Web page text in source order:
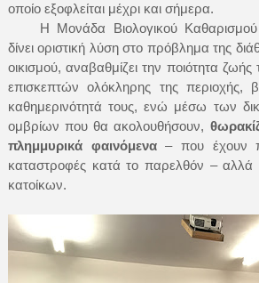
οποίο εξοφλείται μέχρι και σήμερα.
Η Μονάδα Βιολογικού
δίνει οριστική λύση στο πρόβλημα της
οικισμού, αναβαθμίζει την ποιότητα
επισκεπτών ολόκληρης της περιοχής,
καθημερινότητά τους, ενώ μέσω των
ομβρίων που θα ακολουθήσουν,
πλημμυρικά φαινόμενα– που έχουν
καταστροφές κατά το παρελθόν – αλλά
κατοίκων.